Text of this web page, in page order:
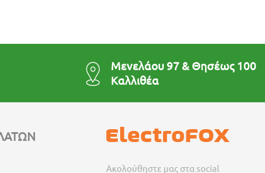
Μενελάου 97 & Θησέως 100
Καλλιθέα
Ακολούθηστε μας στα social